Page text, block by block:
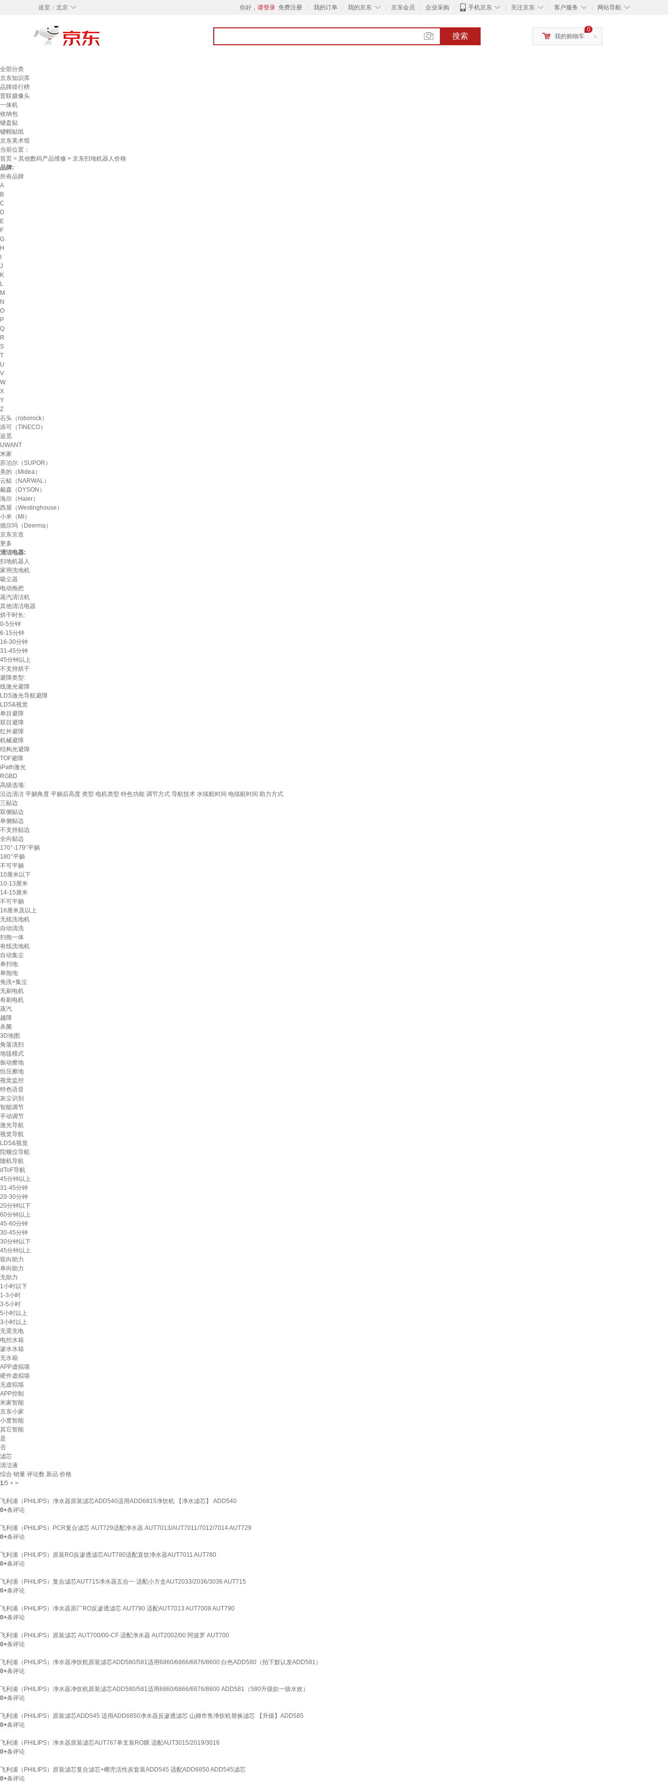
◇
送至： 北京 你好， 请登录 免费注册 我的订单 ◇
我的京东 京东会员 企业采购 ◇
手机京东 ◇
关注京东 ◇
客户服务 ◇
网站导航
搜索 >
0
我的购物车
全部分类
京东知识库
品牌排行榜
普联摄像头
一体机
收纳包
键盘贴
键帽贴纸
京东美术馆
当前位置：
首页 > 其他数码产品维修 > 京东扫地机器人价格
品牌:
所有品牌
A
B
C
D
E
F
G
H
J
K
L
M
N
O
P
Q
R
S
T
U
V
W
X
Y
Z
石头（roborock）
添可（TINECO）
追觅
UWANT
米家
苏泊尔（SUPOR）
美的（Midea）
云鲸（NARWAL）
戴森（DYSON）
海尔（Haier）
西屋（Westinghouse）
小米（MI）
德尔玛（Deerma）
京东京造
更多
清洁电器:
扫地机器人
家用洗地机
吸尘器
电动拖把
蒸汽清洁机
其他清洁电器
烘干时长:
0-5分钟
6-15分钟
16-30分钟
31-45分钟
45分钟以上
不支持烘干
避障类型:
线激光避障
LDS激光导航避障
LDS&视觉
单目避障
双目避障
红外避障
机械避障
结构光避障
TOF避障
iPath激光
RGBD
高级选项:
沿边清洁 平躺角度 平躺后高度 类型 电机类型 特色功能 调节方式 导航技术 水续航时间 电续航时间 助力方式
三贴边
双侧贴边
单侧贴边
不支持贴边
全向贴边
170°-179°平躺
180°平躺
不可平躺
10厘米以下
10-13厘米
14-15厘米
不可平躺
16厘米及以上
无线洗地机
自动清洗
扫拖一体
有线洗地机
自动集尘
单扫地
单拖地
免洗+集尘
无刷电机
有刷电机
蒸汽
越障
杀菌
3D地图
角落清扫
地毯模式
振动擦地
恒压擦地
视觉监控
特色语音
灰尘识别
智能调节
手动调节
激光导航
视觉导航
LDS&视觉
陀螺仪导航
随机导航
dToF导航
45分钟以上
31-45分钟
20-30分钟
20分钟以下
60分钟以上
45-60分钟
30-45分钟
30分钟以下
45分钟以上
双向助力
单向助力
无助力
1小时以下
1-3小时
3-5小时
5小时以上
3小时以上
无需充电
电控水箱
渗水水箱
无水箱
APP虚拟墙
硬件虚拟墙
无虚拟墙
APP控制
米家智能
京东小家
小度智能
其它智能
是
否
滤芯
清洁液
综合 销量 评论数 新品 价格
1/5 < >
飞利浦（PHILIPS）净水器原装滤芯ADD540适用ADD6815净饮机 【净水滤芯】 ADD540
0+条评论
飞利浦（PHILIPS）PCR复合滤芯 AUT729适配净水器 AUT7013/AUT7011/7012/7014 AUT729
0+条评论
飞利浦（PHILIPS）原装RO反渗透滤芯AUT780适配直饮净水器AUT7011 AUT780
0+条评论
飞利浦（PHILIPS）复合滤芯AUT715净水器五合一 适配小方盒AUT2033/2036/3036 AUT715
0+条评论
飞利浦（PHILIPS）净水器原厂RO反渗透滤芯 AUT790 适配AUT7013 AUT7008 AUT790
0+条评论
飞利浦（PHILIPS）原装滤芯 AUT700/00-CF 适配净水器 AUT2002/00 阿波罗 AUT700
0+条评论
飞利浦（PHILIPS）净水器净饮机原装滤芯ADD580/581适用6860/6866/6876/8600 白色ADD580（拍下默认发ADD581）
0+条评论
飞利浦（PHILIPS）净水器净饮机原装滤芯ADD580/581适用6860/6866/6876/8600 ADD581（580升级款一级水效）
0+条评论
飞利浦（PHILIPS）原装滤芯ADD545 适用ADD6850净水器反渗透滤芯 山姆市售净饮机替换滤芯 【升级】ADD585
0+条评论
飞利浦（PHILIPS）净水器原装滤芯AUT767单支装RO膜 适配AUT3015/2019/3016
0+条评论
飞利浦（PHILIPS）原装滤芯复合滤芯+椰壳活性炭套装ADD545 适配ADD6850 ADD545滤芯
0+条评论